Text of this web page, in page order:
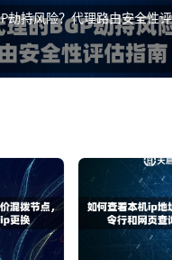
区的纯净代理IP。这是最
检测结果的真实性。你需
至全球拥有自建机房和纯
有200多个城市节点，这
测工具。 常用的工具有：
：在浏览器中设置代理服务
），然后直接访问你的网站
查。
劫持风险？代理路由安全性